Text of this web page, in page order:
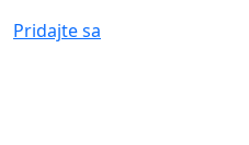
Pridajte sa